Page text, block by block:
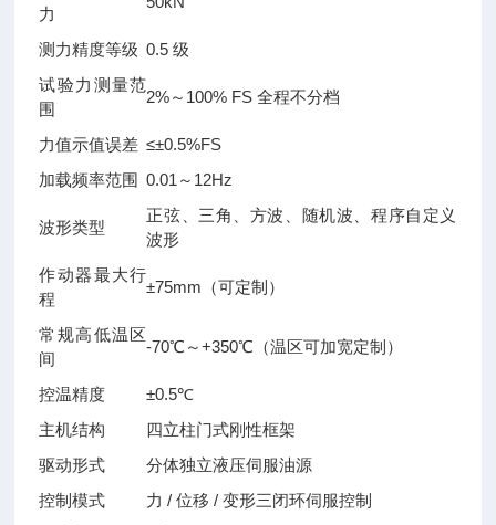
力
测力精度等级 0.5 级
试验力测量范
围
2%～100% FS 全程不分档
力值示值误差 ≤±0.5%FS
加载频率范围 0.01～12Hz
波形类型
正弦、三角、方波、随机波、程序自定义
波形
作动器最大行
程
±75mm（可定制）
常规高低温区
间
-70℃～+350℃（温区可加宽定制）
控温精度
±0.5℃
主机结构
四立柱门式刚性框架
驱动形式
分体独立液压伺服油源
控制模式
力 / 位移 / 变形三闭环伺服控制